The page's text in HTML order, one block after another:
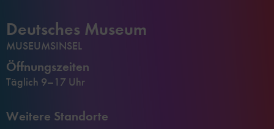
Deutsches Museum
MUSEUMSINSEL
Öffnungszeiten
Täglich 9–17 Uhr
Weitere Standorte